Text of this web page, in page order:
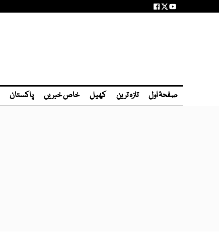
صفحۂ اول تازہ ترین کھیل خاص خبریں پاکستان